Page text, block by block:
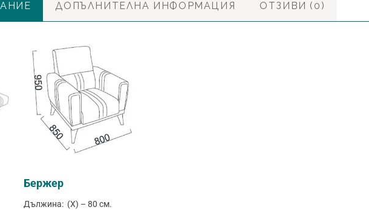
ДОПЪЛНИТЕЛНА ИНФОРМАЦИЯ ОТЗИВИ (0)
Бержер
Дължина: (X) – 80 см.